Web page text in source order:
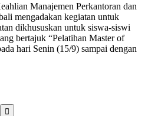
Manajemen Perkantoran dan
mengadakan kegiatan untuk
dikhususkan untuk siswa-siswi
bertajuk “Pelatihan Master of
hari Senin (15/9) sampai dengan